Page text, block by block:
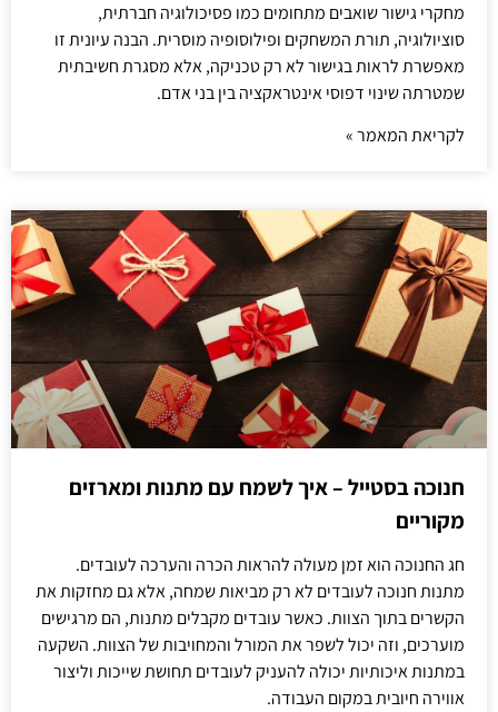
מחקרי גישור שואבים מתחומים כמו פסיכולוגיה חברתית,
סוציולוגיה, תורת המשחקים ופילוסופיה מוסרית. הבנה עיונית זו
מאפשרת לראות בגישור לא רק טכניקה, אלא מסגרת חשיבתית
שמטרתה שינוי דפוסי אינטראקציה בין בני אדם.
לקריאת המאמר »
חנוכה בסטייל – איך לשמח עם מתנות ומארזים
מקוריים
חג החנוכה הוא זמן מעולה להראות הכרה והערכה לעובדים.
מתנות חנוכה לעובדים לא רק מביאות שמחה, אלא גם מחזקות את
הקשרים בתוך הצוות. כאשר עובדים מקבלים מתנות, הם מרגישים
מוערכים, וזה יכול לשפר את המורל והמחויבות של הצוות. השקעה
במתנות איכותיות יכולה להעניק לעובדים תחושת שייכות וליצור
אווירה חיובית במקום העבודה.